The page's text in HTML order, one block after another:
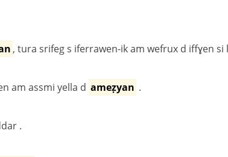
, tura srifeg s iferrawen-ik am wefrux d iffɣen si
am assmi yella d ameẓyan .
.